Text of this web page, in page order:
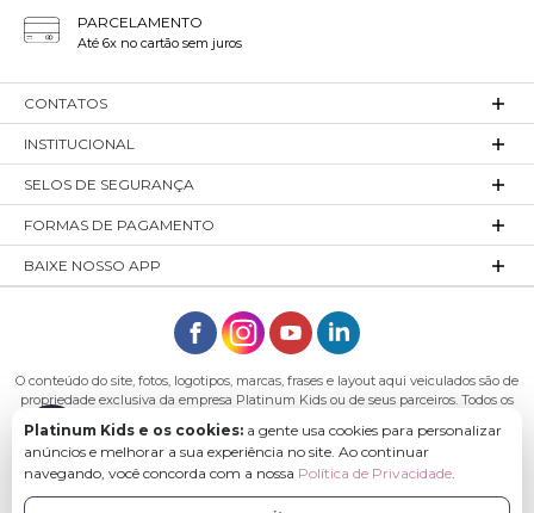
PARCELAMENTO
Até 6x no cartão sem juros
CONTATOS
INSTITUCIONAL
SELOS DE SEGURANÇA
FORMAS DE PAGAMENTO
BAIXE NOSSO APP
O conteúdo do site, fotos, logotipos, marcas, frases e layout aqui veiculados são de
propriedade exclusiva da empresa Platinum Kids ou de seus parceiros. Todos os
direitos reservados. Platinum Kids - Platinum Indústria de Confecções LTDA -
CNPJ: 27.180.131/0001-54 Endereço: Rod. Ivo Silveira, n° 7505 - Bateias, Gaspar - SC,
89113-040
Platinum Kids e os cookies: a gente usa cookies para personalizar
anúncios e melhorar a sua experiência no site. Ao continuar
navegando, você concorda com a nossa Política de Privacidade.